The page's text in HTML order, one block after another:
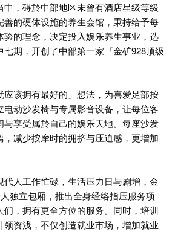
，碍於中部地区未曾有酒店星级等级
善的硬体设施的养生会馆，秉持给予每
验的理念，决定投入娱乐养生事业，选
期，开创了中部第一家『金矿928顶级
应该拥有最好的」想法，为喜爱足部按
电动沙发椅与专属影音设备，让每位客
与享受属於自己的娱乐天地。每座沙发
，减少按摩时的拥挤与压迫感，更增加
人工作忙碌，生活压力日与剧增，金
独立包厢，推出全身经络指压服务项
们，拥有更全方位的服务。同时，培训
领资浅，不仅创造就业市场，增加就业